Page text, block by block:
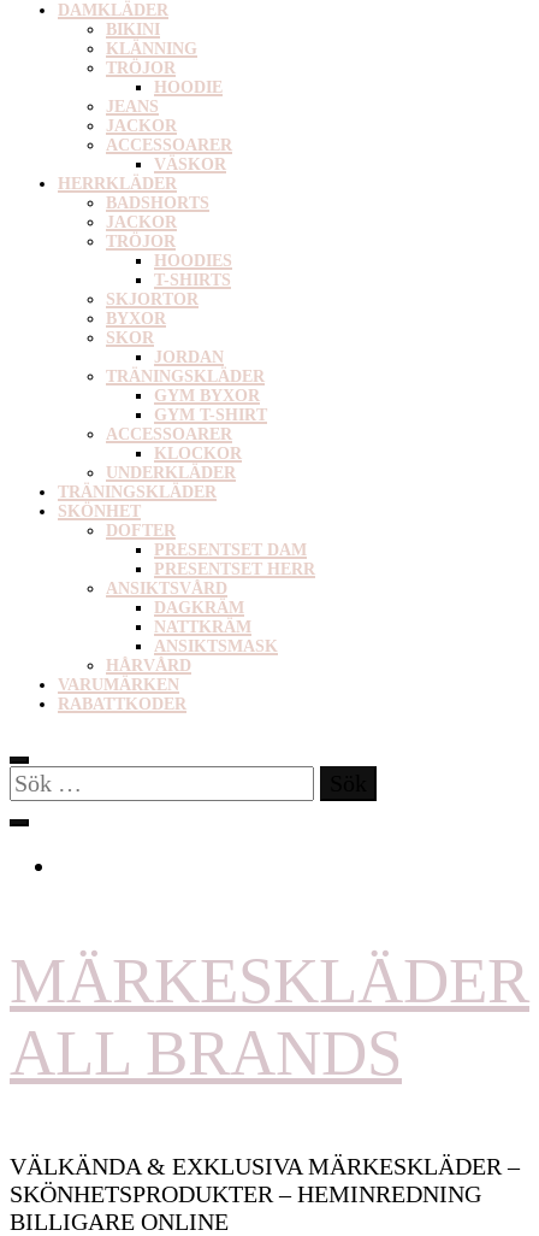
DAMKLÄDER
BIKINI
KLÄNNING
TRÖJOR
HOODIE
JEANS
JACKOR
ACCESSOARER
VÄSKOR
HERRKLÄDER
BADSHORTS
JACKOR
TRÖJOR
HOODIES
T-SHIRTS
SKJORTOR
BYXOR
SKOR
JORDAN
TRÄNINGSKLÄDER
GYM BYXOR
GYM T-SHIRT
ACCESSOARER
KLOCKOR
UNDERKLÄDER
TRÄNINGSKLÄDER
SKÖNHET
DOFTER
PRESENTSET DAM
PRESENTSET HERR
ANSIKTSVÅRD
DAGKRÄM
NATTKRÄM
ANSIKTSMASK
HÅRVÅRD
VARUMÄRKEN
RABATTKODER
Sök
efter:
MÄRKESKLÄDER
ALL BRANDS
VÄLKÄNDA & EXKLUSIVA MÄRKESKLÄDER –
SKÖNHETSPRODUKTER – HEMINREDNING
BILLIGARE ONLINE